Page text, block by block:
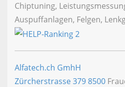
Chiptuning,
Auspuffanlagen, Felgen,
Alfatech.ch GmhH
Zürcherstrasse 3798500